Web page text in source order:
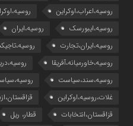
روسیه،اعراب،اوکراین
روسیه،ایبورسک
روسیه،ایران
روسیه،ایران،تجارت
روسیه،خاورمیانه،آفریقا
روسیه،سند،سیاست
غلات،روسیه،اوکراین
قزاقستان،انتخابات
قطار، ریل